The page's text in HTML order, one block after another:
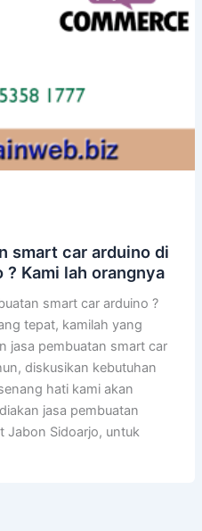
smart car arduino di
Kami lah orangnya
smart car arduino ?
tepat, kamilah yang
jasa pembuatan smart car
diskusikan kebutuhan
hati kami akan
jasa pembuatan
Jabon Sidoarjo, untuk